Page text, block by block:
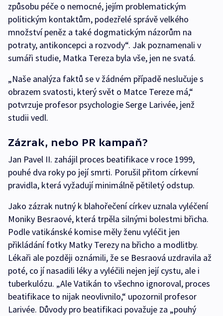
způsobu péče o nemocné, jejím problematickým
politickým kontaktům, podezřelé správě velkého
množství peněz a také dogmatickým názorům na
potraty, antikoncepci a rozvody“. Jak poznamenali v
sumáři studie, Matka Tereza byla vše, jen ne svatá.
„Naše analýza faktů se v žádném případě neslučuje s
obrazem svatosti, který svět o Matce Tereze má,“
potvrzuje profesor psychologie Serge Larivée, jenž
studii vedl.
Zázrak, nebo PR kampaň?
Jan Pavel II. zahájil proces beatifikace v roce 1999,
pouhé dva roky po její smrti. Porušil přitom církevní
pravidla, která vyžadují minimálně pětiletý odstup.
Jako zázrak nutný k blahořečení církev uznala vyléčení
Moniky Besraové, která trpěla silnými bolestmi břicha.
Podle vatikánské komise měly ženu vyléčit jen
přikládání fotky Matky Terezy na břicho a modlitby.
Lékaři ale později oznámili, že se Besraová uzdravila až
poté, co jí nasadili léky a vyléčili nejen její cystu, ale i
tuberkulózu. „Ale Vatikán to všechno ignoroval, proces
beatifikace to nijak neovlivnilo,“ upozornil profesor
Larivée. Důvody pro beatifikaci považuje za „pouhý